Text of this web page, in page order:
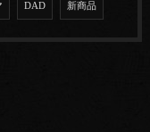
DAD 新商品